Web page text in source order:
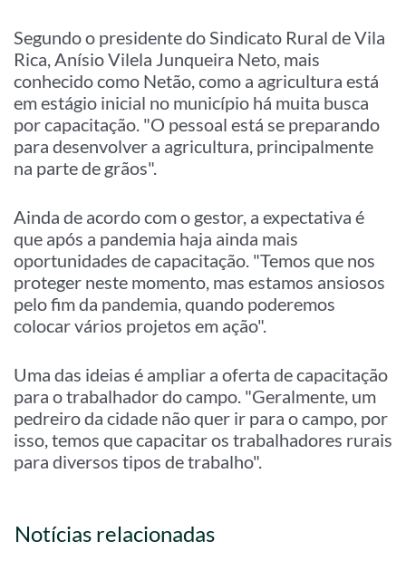
Segundo o presidente do Sindicato Rural de Vila
Rica, Anísio Vilela Junqueira Neto, mais
conhecido como Netão, como a agricultura está
em estágio inicial no município há muita busca
por capacitação. "O pessoal está se preparando
para desenvolver a agricultura, principalmente
na parte de grãos".
Ainda de acordo com o gestor, a expectativa é
que após a pandemia haja ainda mais
oportunidades de capacitação. "Temos que nos
proteger neste momento, mas estamos ansiosos
pelo fim da pandemia, quando poderemos
colocar vários projetos em ação".
Uma das ideias é ampliar a oferta de capacitação
para o trabalhador do campo. "Geralmente, um
pedreiro da cidade não quer ir para o campo, por
isso, temos que capacitar os trabalhadores rurais
para diversos tipos de trabalho".
Notícias relacionadas